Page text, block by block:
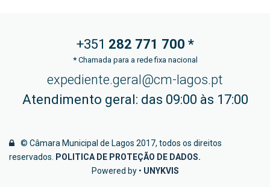
+351 282 771 700 *
*Chamada para a rede fixa nacional
expediente.geral@cm-lagos.pt
Atendimento geral: das 09:00 às 17:00
© Câmara Municipal de Lagos 2017, todos os direitos
reservados.
POLITICA DE PROTEÇÃO DE DADOS.
Powered by • UNYKVIS